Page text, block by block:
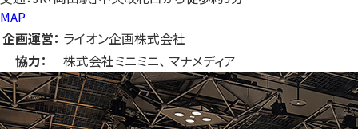
MAP
企画運営： ライオン企画株式会社
協力：
株式会社ミニミニ、 マナメディア